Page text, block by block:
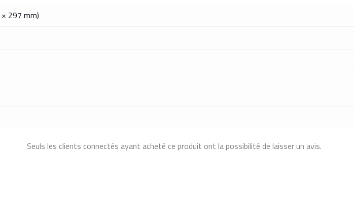
297 mm)
Seuls les clients connectés ayant acheté ce produit ont la possibilité de laisser un avis.